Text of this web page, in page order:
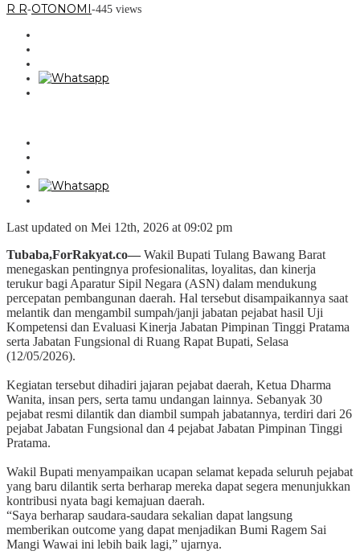
R R-OTONOMI-445 views
Last updated on Mei 12th, 2026 at 09:02 pm
Tubaba,ForRakyat.co— Wakil Bupati Tulang Bawang Barat
menegaskan pentingnya profesionalitas, loyalitas, dan kinerja
terukur bagi Aparatur Sipil Negara (ASN) dalam mendukung
percepatan pembangunan daerah. Hal tersebut disampaikannya saat
melantik dan mengambil sumpah/janji jabatan pejabat hasil Uji
Kompetensi dan Evaluasi Kinerja Jabatan Pimpinan Tinggi Pratama
serta Jabatan Fungsional di Ruang Rapat Bupati, Selasa
(12/05/2026).
‎Kegiatan tersebut dihadiri jajaran pejabat daerah, Ketua Dharma
Wanita, insan pers, serta tamu undangan lainnya. Sebanyak 30
pejabat resmi dilantik dan diambil sumpah jabatannya, terdiri dari 26
pejabat Jabatan Fungsional dan 4 pejabat Jabatan Pimpinan Tinggi
Pratama.
‎Wakil Bupati menyampaikan ucapan selamat kepada seluruh pejabat
yang baru dilantik serta berharap mereka dapat segera menunjukkan
kontribusi nyata bagi kemajuan daerah.
‎“Saya berharap saudara-saudara sekalian dapat langsung
memberikan outcome yang dapat menjadikan Bumi Ragem Sai
Mangi Wawai ini lebih baik lagi,” ujarnya.